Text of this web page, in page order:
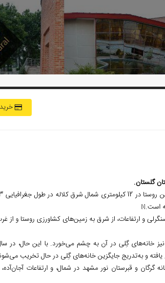
گلستان.
[1]
و ارتفاعات، از شرق به زمین‌های کشاورزی روستا و از
خانه‌های گِلی در آن به چشم می‌خورد. با این حال، در
یافته و به‌تدریج جایگزین خانه‌های گِلی در حال تخریب
گرگان و قبرستان نور مشهد در شمال، و ارتفاعات آجان‌آده،